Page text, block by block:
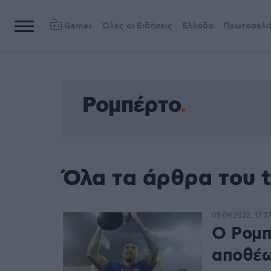
Games Όλες οι Ειδήσεις Ελλάδα
Ρομπέρτο
Όλα τα άρθρα του
Ο
05.09.2022, 17:37